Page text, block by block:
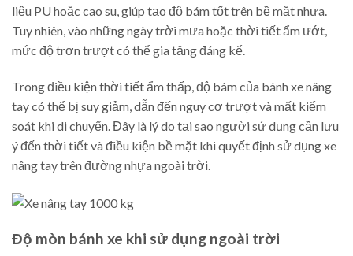
liệu PU hoặc cao su, giúp tạo độ bám tốt trên bề mặt nhựa.
Tuy nhiên, vào những ngày trời mưa hoặc thời tiết ẩm ướt,
mức độ trơn trượt có thể gia tăng đáng kể.
Trong điều kiện thời tiết ẩm thấp, độ bám của bánh xe nâng
tay có thể bị suy giảm, dẫn đến nguy cơ trượt và mất kiểm
soát khi di chuyển. Đây là lý do tại sao người sử dụng cần lưu
ý đến thời tiết và điều kiện bề mặt khi quyết định sử dụng xe
nâng tay trên đường nhựa ngoài trời.
Độ mòn bánh xe khi sử dụng ngoài trời